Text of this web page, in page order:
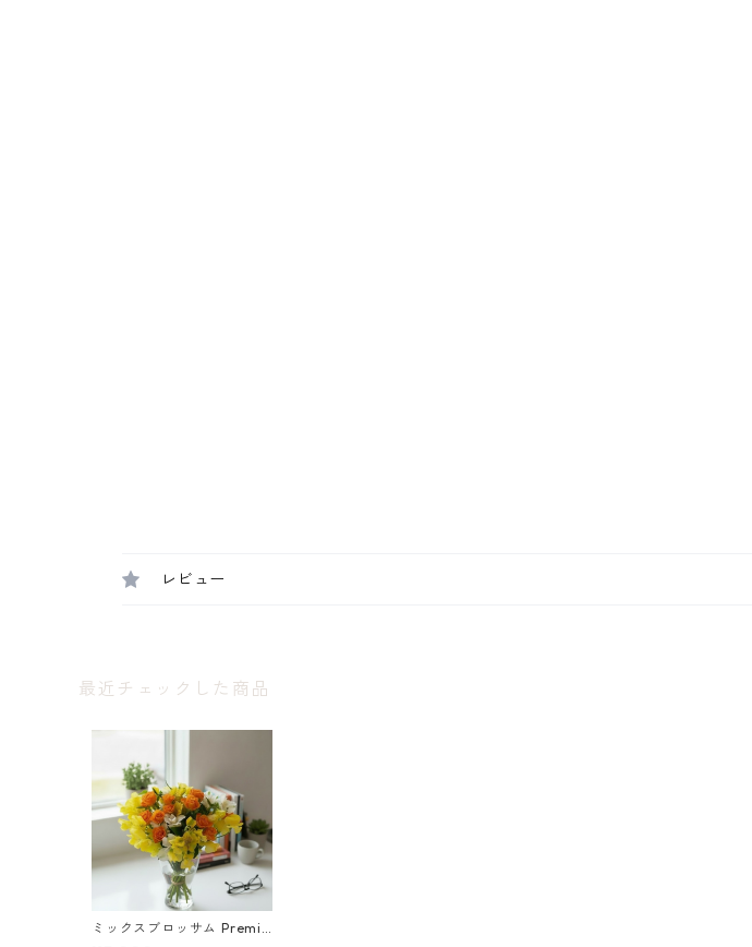
レビュー
最近チェックした商品
ミックスブロッサム Premiu